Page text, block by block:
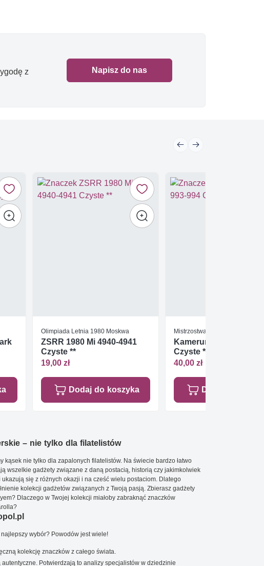
z
Napisz do nas
Olimpiada Letnia 1980 Moskwa
ZSRR 1980 Mi 4940-4941
Czyste **
19,00 zł
Dodaj do koszyka
Mistrzostwa Świata 1982
Kamerun 1982 Mi 993-
Czyste **
40,00 zł
Dodaj do
– nie tylko dla filatelistów
kąsek nie tylko dla zapalonych filatelistów. Na świecie bardzo łatwo
wszelkie gadżety związane z daną postacią, historią czy jakimkolwiek
się z różnych okazji i na cześć wielu postaciom. Dlatego
kolekcji gadżetów związanych z Twoją pasją. Zbierasz gadżety
Dlaczego w Twojej kolekcji miałoby zabraknąć znaczków
wybór? Powodów jest wiele!
kolekcję znaczków z całego świata.
autentyczne. Potwierdzają to analizy specjalistów w dziedzinie